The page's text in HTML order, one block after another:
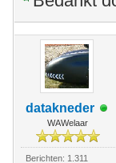
datakneder
WAWelaar
Berichten: 1.311